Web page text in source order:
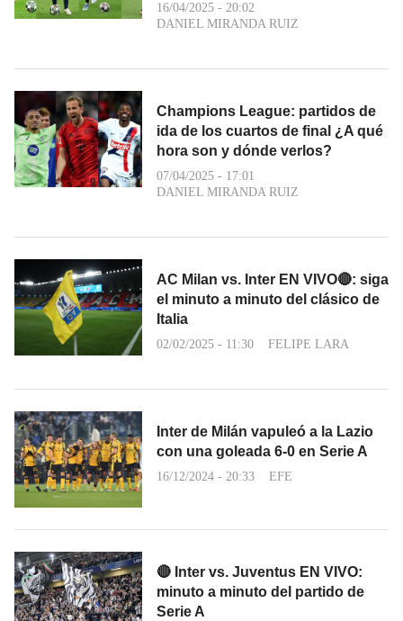
16/04/2025 - 20:02
DANIEL MIRANDA RUIZ
Champions League: partidos de
ida de los cuartos de final ¿A qué
hora son y dónde verlos?
07/04/2025 - 17:01
DANIEL MIRANDA RUIZ
AC Milan vs. Inter EN VIVO🔴: siga
el minuto a minuto del clásico de
Italia
02/02/2025 - 11:30 FELIPE LARA
Inter de Milán vapuleó a la Lazio
con una goleada 6-0 en Serie A
16/12/2024 - 20:33 EFE
🔴 Inter vs. Juventus EN VIVO:
minuto a minuto del partido de
Serie A